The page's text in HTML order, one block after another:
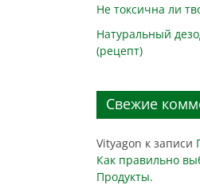
Не токсична ли
Натуральный
(рецепт)
Свежие
Vityagon к записи
Как правильно
Продукты.